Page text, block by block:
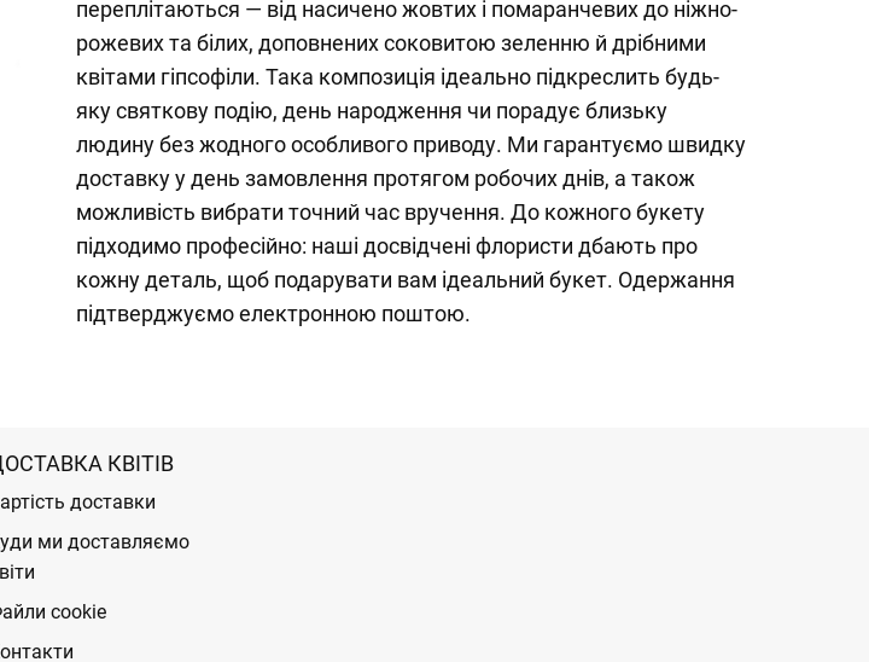
переплітаються — від насичено жовтих і помаранчевих до ніжно-
рожевих та білих, доповнених соковитою зеленню й дрібними
квітами гіпсофіли. Така композиція ідеально підкреслить будь-
яку святкову подію, день народження чи порадує близьку
людину без жодного особливого приводу. Ми гарантуємо швидку
доставку у день замовлення протягом робочих днів, а також
можливість вибрати точний час вручення. До кожного букету
підходимо професійно: наші досвідчені флористи дбають про
кожну деталь, щоб подарувати вам ідеальний букет. Одержання
підтверджуємо електронною поштою.
КВІТІВ
доставки
ми доставляємо
cookie